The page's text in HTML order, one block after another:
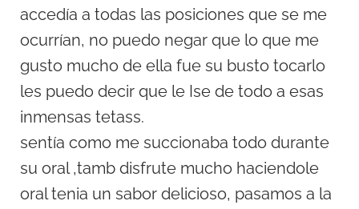
accedía a todas las posiciones que se me
ocurrían, no puedo negar que lo que me
gusto mucho de ella fue su busto tocarlo
les puedo decir que le Ise de todo a esas
inmensas tetass.
sentía como me succionaba todo durante
su oral ,tamb disfrute mucho haciendole
oral tenia un sabor delicioso, pasamos a la